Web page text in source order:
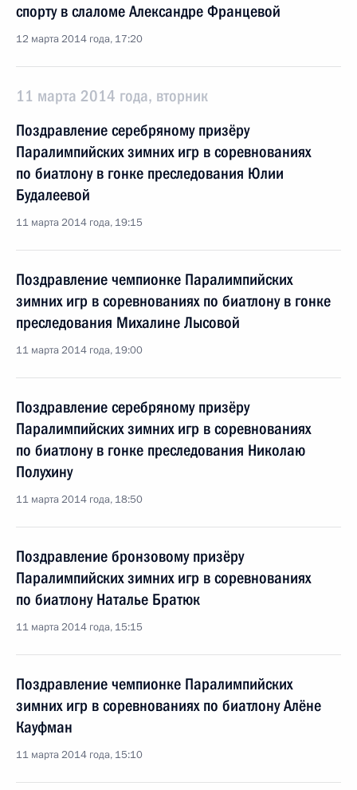
спорту в слаломе Александре Францевой
12 марта 2014 года, 17:20
11 марта 2014 года, вторник
Поздравление серебряному призёру
Паралимпийских зимних игр в соревнованиях
по биатлону в гонке преследования Юлии
Будалеевой
11 марта 2014 года, 19:15
Поздравление чемпионке Паралимпийских
зимних игр в соревнованиях по биатлону в гонке
преследования Михалине Лысовой
11 марта 2014 года, 19:00
Поздравление серебряному призёру
Паралимпийских зимних игр в соревнованиях
по биатлону в гонке преследования Николаю
Полухину
11 марта 2014 года, 18:50
Поздравление бронзовому призёру
Паралимпийских зимних игр в соревнованиях
по биатлону Наталье Братюк
11 марта 2014 года, 15:15
Поздравление чемпионке Паралимпийских
зимних игр в соревнованиях по биатлону Алёне
Кауфман
11 марта 2014 года, 15:10